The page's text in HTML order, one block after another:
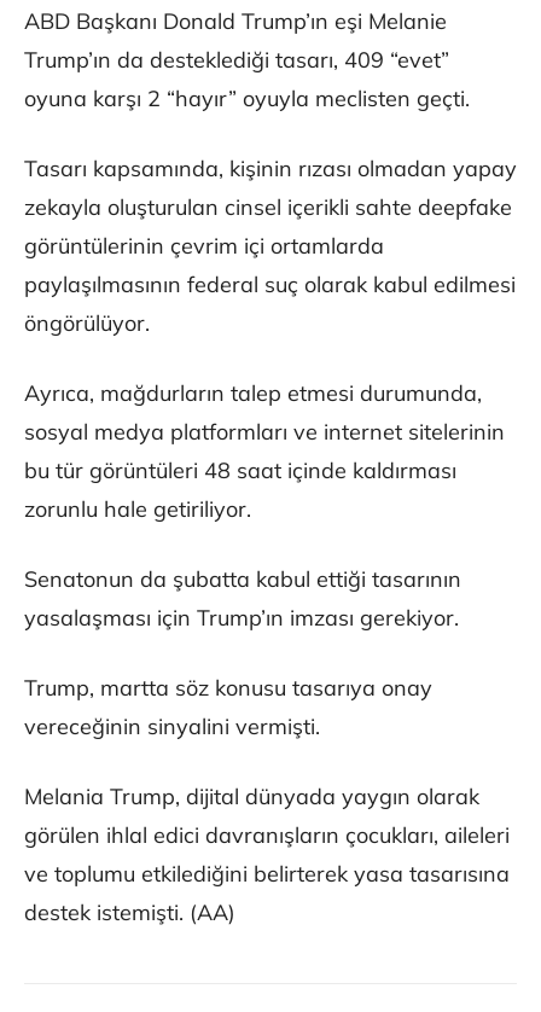
ABD Başkanı Donald Trump’ın eşi Melanie
Trump’ın da desteklediği tasarı, 409 “evet”
oyuna karşı 2 “hayır” oyuyla meclisten geçti.
Tasarı kapsamında, kişinin rızası olmadan yapay
zekayla oluşturulan cinsel içerikli sahte deepfake
görüntülerinin çevrim içi ortamlarda
paylaşılmasının federal suç olarak kabul edilmesi
öngörülüyor.
Ayrıca, mağdurların talep etmesi durumunda,
sosyal medya platformları ve internet sitelerinin
bu tür görüntüleri 48 saat içinde kaldırması
zorunlu hale getiriliyor.
Senatonun da şubatta kabul ettiği tasarının
yasalaşması için Trump’ın imzası gerekiyor.
Trump, martta söz konusu tasarıya onay
vereceğinin sinyalini vermişti.
Melania Trump, dijital dünyada yaygın olarak
görülen ihlal edici davranışların çocukları, aileleri
ve toplumu etkilediğini belirterek yasa tasarısına
destek istemişti. (AA)